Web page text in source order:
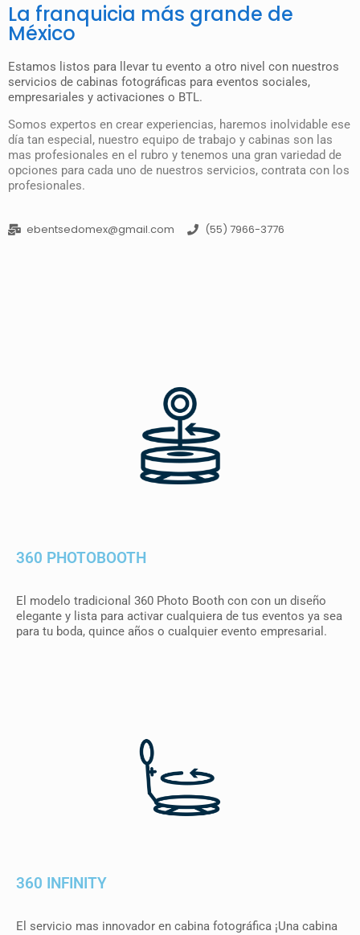
La franquicia más grande de
México
Estamos listos para llevar tu evento a otro nivel con nuestros
servicios de cabinas fotográficas para eventos sociales,
empresariales y activaciones o BTL.
Somos expertos en crear experiencias, haremos inolvidable ese
día tan especial, nuestro equipo de trabajo y cabinas son las
mas profesionales en el rubro y tenemos una gran variedad de
opciones para cada uno de nuestros servicios, contrata con los
profesionales.
ebentsedomex@gmail.com (55) 7966-3776
360 PHOTOBOOTH
El modelo tradicional 360 Photo Booth con con un diseño
elegante y lista para activar cualquiera de tus eventos ya sea
para tu boda, quince años o cualquier evento empresarial.
360 INFINITY
El servicio mas innovador en cabina fotográfica ¡Una cabina